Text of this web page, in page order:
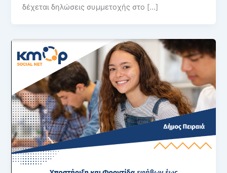
δέχεται δηλώσεις συμμετοχής στο […]